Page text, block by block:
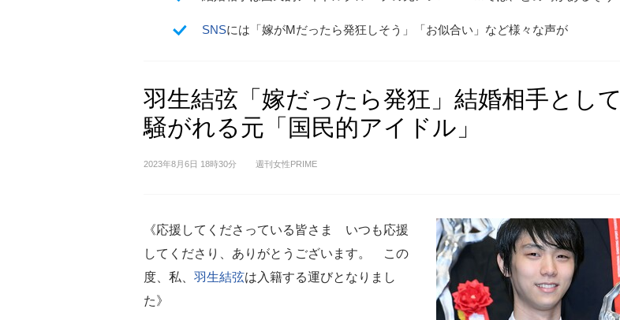
SNSには「嫁がMだったら発狂しそう」「お似合い」など様々な声が
羽生結弦「嫁だったら発狂」結婚相手として
騒がれる元「国民的アイドル」
2023年8月6日 18時30分 週刊女性PRIME
《応援してくださっている皆さま いつも応援
してくださり、ありがとうございます。 この
度、私、 羽生結弦は入籍する運びとなりまし
た》